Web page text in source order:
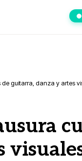
guitarra, danza y artes